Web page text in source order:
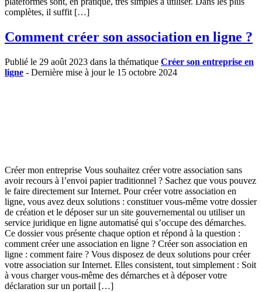
complètes, il suffit […]
Comment créer son association en ligne ?
Publié le 29 août 2023 dans la thématique Créer son entreprise en
ligne - Dernière mise à jour le 15 octobre 2024
Créer mon entreprise Vous souhaitez créer votre association sans
avoir recours à l’envoi papier traditionnel ? Sachez que vous pouvez
le faire directement sur Internet. Pour créer votre association en
ligne, vous avez deux solutions : constituer vous-même votre dossier
de création et le déposer sur un site gouvernemental ou utiliser un
service juridique en ligne automatisé qui s’occupe des démarches.
Ce dossier vous présente chaque option et répond à la question :
comment créer une association en ligne ? Créer son association en
ligne : comment faire ? Vous disposez de deux solutions pour créer
votre association sur Internet. Elles consistent, tout simplement : Soit
à vous charger vous-même des démarches et à déposer votre
déclaration sur un portail […]